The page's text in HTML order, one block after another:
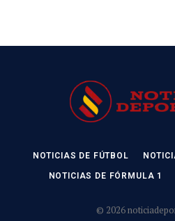
NOTICIAS DE FÚTBOL
NOTICIAS DE FÓRMULA 1
© 2026